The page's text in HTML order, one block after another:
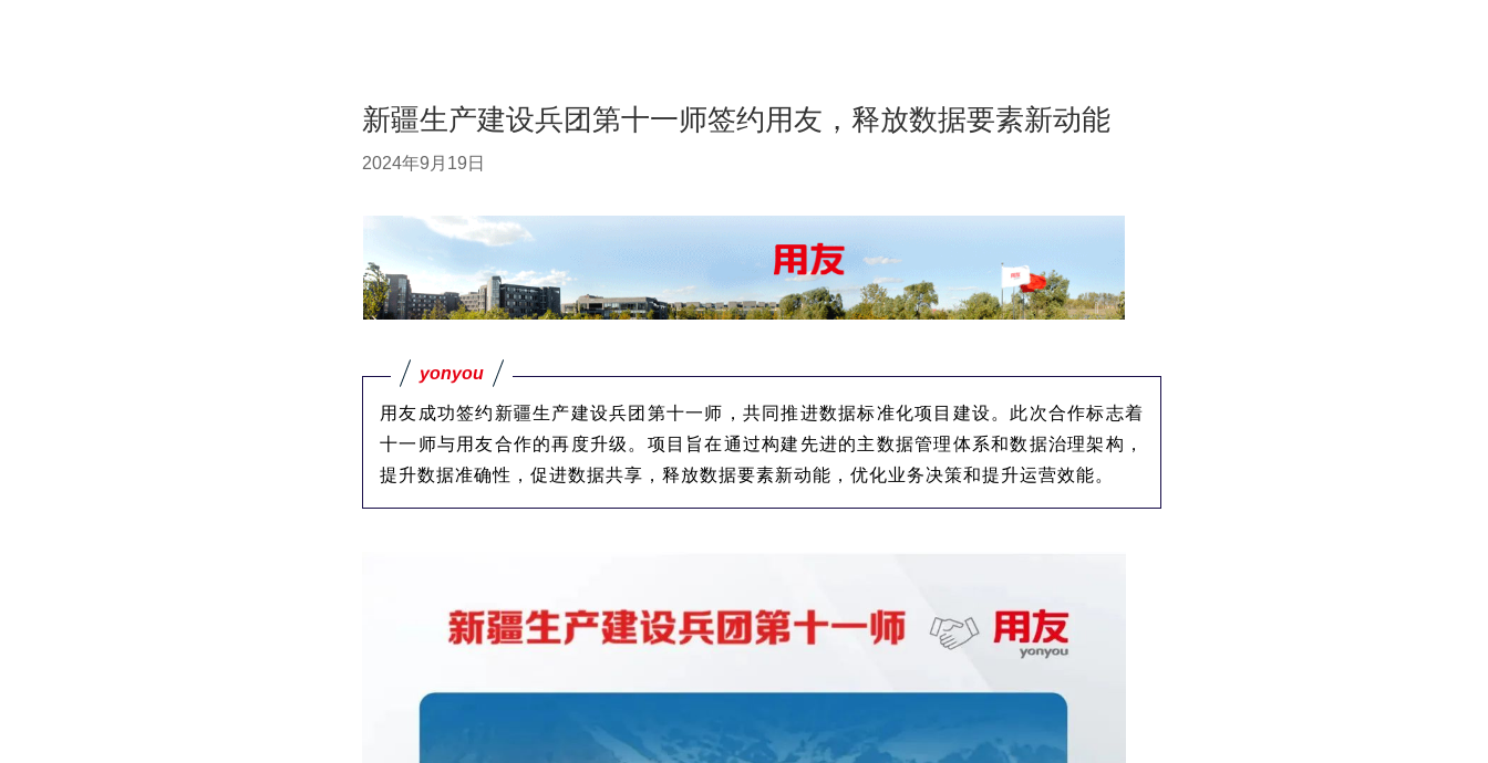
新疆生产建设兵团第十一师签约用友，释放数据要素新动能
2024年9月19日
yonyou
用友成功签约新疆生产建设兵团第十一师，共同推进数据标准化项目建设。此次合作标志着
十一师与用友合作的再度升级。项目旨在通过构建先进的主数据管理体系和数据治理架构，
提升数据准确性，促进数据共享，释放数据要素新动能，优化业务决策和提升运营效能。